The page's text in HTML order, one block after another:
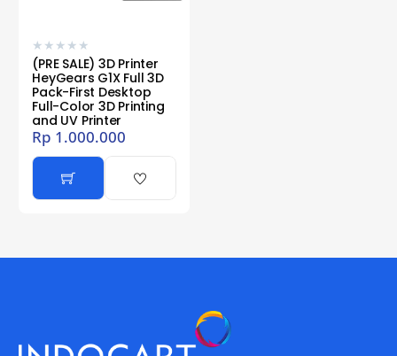
★ ★ ★ ★ ★
(PRE SALE) 3D Printer
HeyGears G1X Full 3D
Pack-First Desktop
Full-Color 3D Printing
and UV Printer
Rp 1.000.000